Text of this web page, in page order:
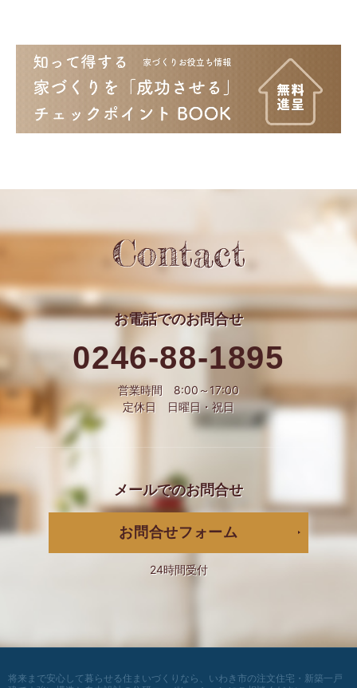
Contact
お電話でのお問合せ
0246-88-1895
営業時間 8:00～17:00
定休日 日曜日・祝日
メールでのお問合せ
お問合せフォーム
24時間受付
将来まで安心して暮らせる住まいづくりなら、 いわき市の注文住宅・新築一戸